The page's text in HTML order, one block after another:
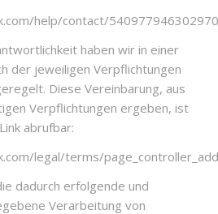
help/contact/540977946302970
haben wir in einer
der jeweiligen Verpflichtungen
Diese Vereinbarung, aus
Verpflichtungen ergeben, ist
abrufbar:
legal/terms/
dadurch erfolgende und
Verarbeitung von